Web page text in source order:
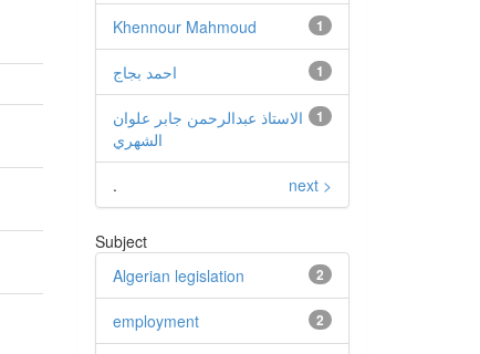
1
Khennour Mahmoud
1 احمد بجاج
1
الاستاذ عبدالرحمن جابر علوان
الشهري
. next >
Subject
2
Algerian legislation
2
employment